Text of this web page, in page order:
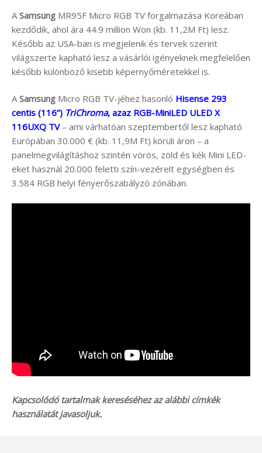
A Samsung MR95F Micro RGB TV forgalmazása Koreában
kezdődik, ahol ára 44.9 million Won (kb. 11,2M Ft) lesz.
Később az USA-ban is megjelenik és tervek szerint
világszerte kapható lesz a vásárlói igényeknek megfelelően
később különböző kisebb képernyőméretekkel is.
ASamsung Micro RGB TV-jéhez hasonló Hisense 293
centis (116”) TriChroma, azaz RGB-MiniLED ULED X
116UXQ TV– ami várhatóan szeptembertől lesz kapható
Európában 30.000 € (kb. 11,9M Ft) körüli áron – a
panelmegvilágításhoz szintén vörös, zöld és kék Mini LED-
eket használ 20.000 feletti szín-vezérelt egységben és
3.584 RGB helyi fényerőszabályzó zónában.
Kapcsolódó tartalmak kereséséhez az alábbi címkék
használatát javasoljuk.